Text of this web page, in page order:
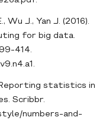
Wu J., Yan J. (2016).
for big data.
414.
Reporting statistics in
Scribbr.
numbers-and-